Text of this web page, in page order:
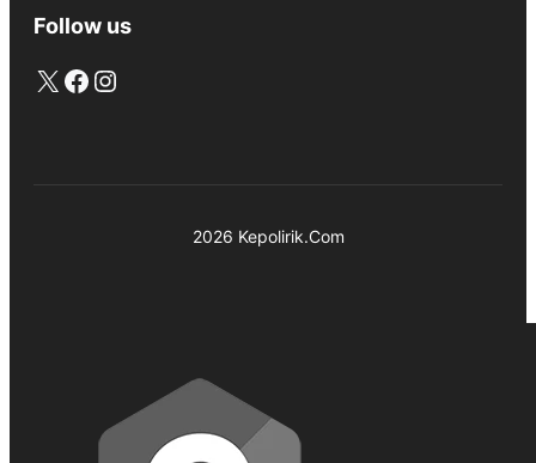
Follow us
X Facebook
Instagram
2026 Kepolirik.Com